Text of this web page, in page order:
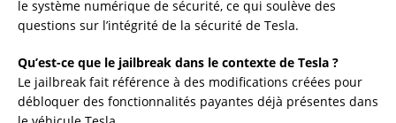
le système numérique de sécurité, ce qui soulève des
questions sur l’intégrité de la sécurité de Tesla.
Qu’est-ce que le jailbreak dans le contexte de Tesla ?
Le jailbreak fait référence à des modifications créées pour
débloquer des fonctionnalités payantes déjà présentes dans